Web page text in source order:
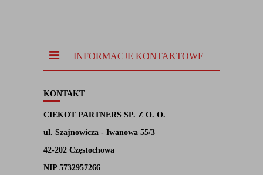
INFORMACJE KONTAKTOWE
KONTAKT
CIEKOT PARTNERS SP. Z O. O.
ul. Szajnowicza - Iwanowa 55/3
42-202 Częstochowa
NIP 5732957266